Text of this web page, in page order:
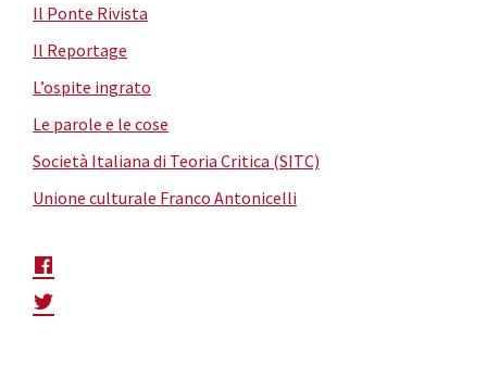
Il Ponte Rivista
Il Reportage
L’ospite ingrato
Le parole e le cose
Società Italiana di Teoria Critica (SITC)
Unione culturale Franco Antonicelli